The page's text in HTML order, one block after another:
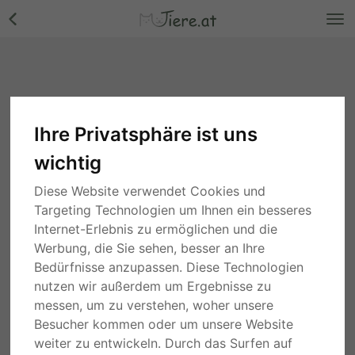
Ihre Privatsphäre ist uns
wichtig
Diese Website verwendet Cookies und
Targeting Technologien um Ihnen ein besseres
Internet-Erlebnis zu ermöglichen und die
Werbung, die Sie sehen, besser an Ihre
Bedürfnisse anzupassen. Diese Technologien
nutzen wir außerdem um Ergebnisse zu
messen, um zu verstehen, woher unsere
Besucher kommen oder um unsere Website
weiter zu entwickeln. Durch das Surfen auf
Bidik, Wellensittich - männlich
80,00 €
Beschreibung Details
Das ist Bidissch/Bidik ein zahmer Vogel. Sehr munter und klug.
Bidis kann viele Wörter sprechen, vor allem Türkisch. Er kommt
auf die Schulter, auf die Hand, auf den Esstisch. Er mag sehr
gerne am Tisch naschen. Gemüsepfanne mag er sehr, aber das